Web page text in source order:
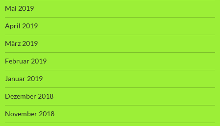
Mai 2019
April 2019
März 2019
Februar 2019
Januar 2019
Dezember 2018
November 2018